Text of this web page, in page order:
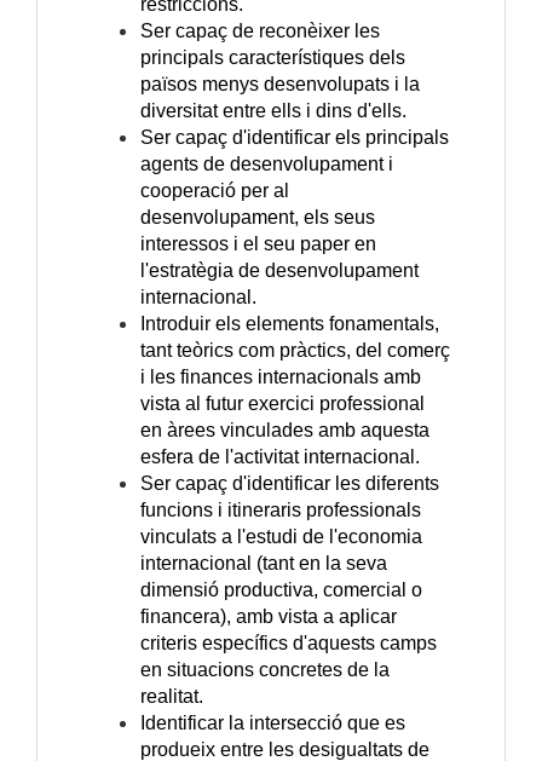
Ser capaç de reconèixer les
principals característiques dels
països menys desenvolupats i la
diversitat entre ells i dins d'ells.
Ser capaç d'identificar els principals
agents de desenvolupament i
cooperació per al
desenvolupament, els seus
interessos i el seu paper en
l'estratègia de desenvolupament
internacional.
Introduir els elements fonamentals,
tant teòrics com pràctics, del comerç
i les finances internacionals amb
vista al futur exercici professional
en àrees vinculades amb aquesta
esfera de l'activitat internacional.
Ser capaç d'identificar les diferents
funcions i itineraris professionals
vinculats a l'estudi de l'economia
internacional (tant en la seva
dimensió productiva, comercial o
financera), amb vista a aplicar
criteris específics d'aquests camps
en situacions concretes de la
realitat.
Identificar la intersecció que es
produeix entre les desigualtats de